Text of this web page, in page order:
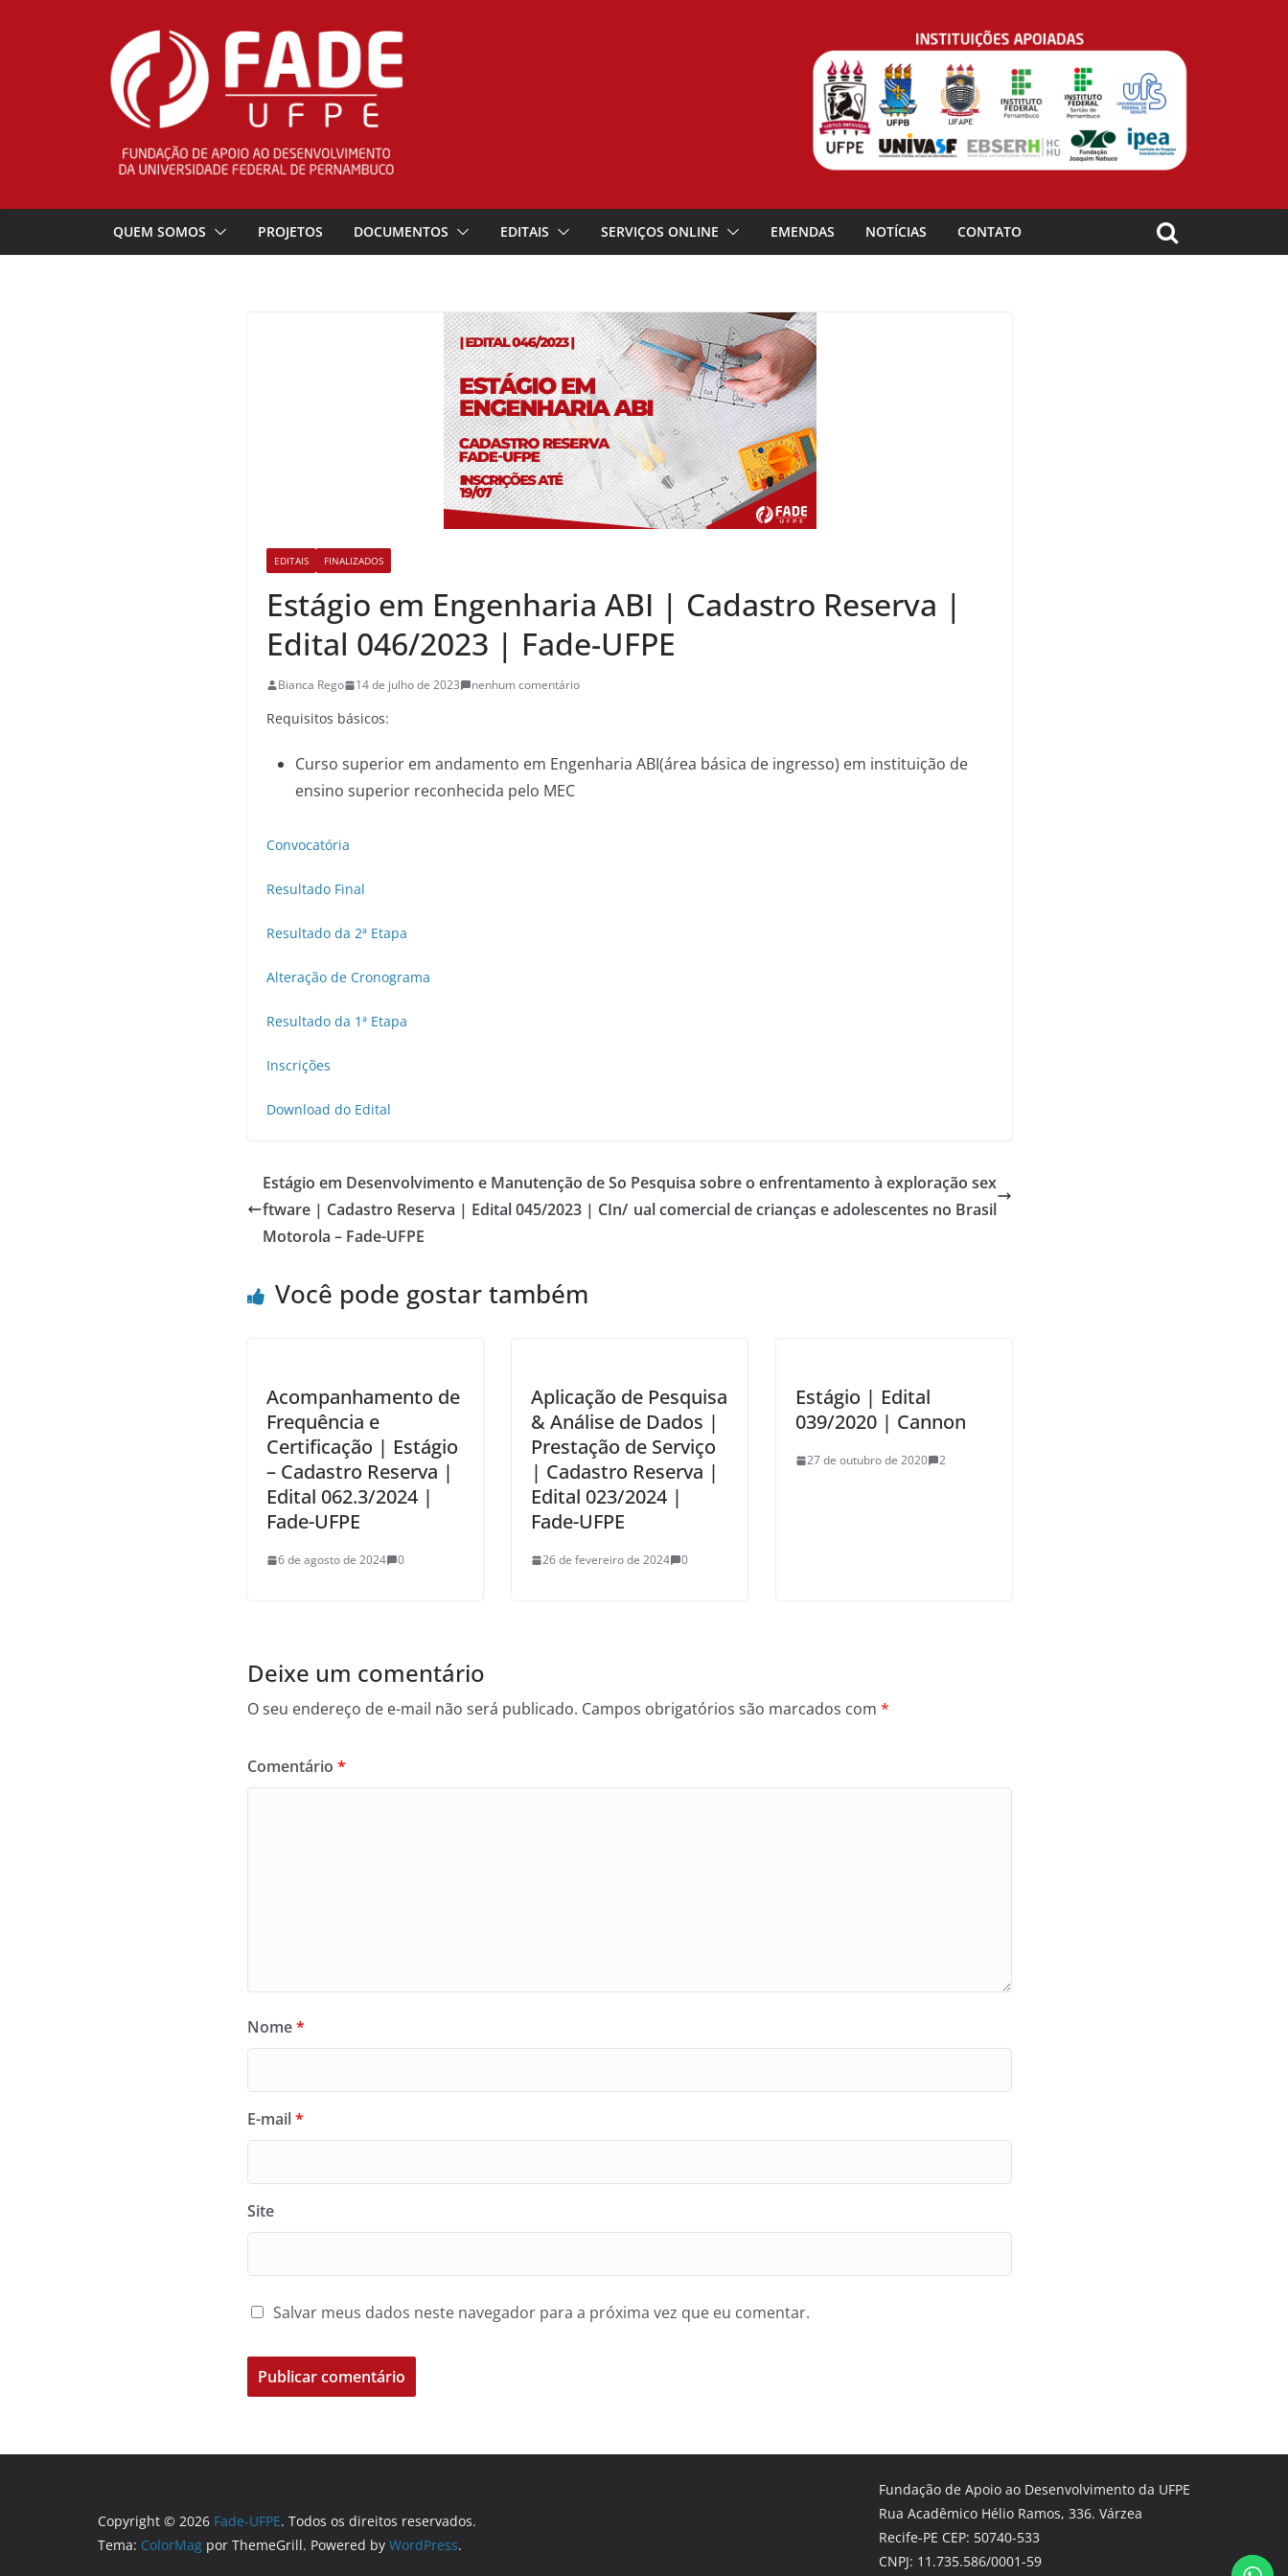
QUEM SOMOS PROJETOS DOCUMENTOS EDITAIS SERVIÇOS ONLINE EMENDAS NOTÍCIAS CONTATO
EDITAIS FINALIZADOS
Estágio em Engenharia ABI | Cadastro Reserva |
Edital 046/2023 | Fade-UFPE
Bianca Rego 14 de julho de 2023 nenhum comentário
Requisitos básicos:
Curso superior em andamento em Engenharia ABI(área básica de ingresso) em instituição de
ensino superior reconhecida pelo MEC
Convocatória
Resultado Final
Resultado da 2ª Etapa
Alteração de Cronograma
Resultado da 1ª Etapa
Inscrições
Download do Edital
Estágio em Desenvolvimento e Manutenção de So
ftware | Cadastro Reserva | Edital 045/2023 | CIn/
Motorola – Fade-UFPE
Pesquisa sobre o enfrentamento à exploração sex
ual comercial de crianças e adolescentes no Brasil
Você pode gostar também
Acompanhamento de
Frequência e
Certificação | Estágio
– Cadastro Reserva |
Edital 062.3/2024 |
Fade-UFPE
6 de agosto de 2024 0
Aplicação de Pesquisa
& Análise de Dados |
Prestação de Serviço
| Cadastro Reserva |
Edital 023/2024 |
Fade-UFPE
26 de fevereiro de 2024 0
Estágio | Edital
039/2020 | Cannon
27 de outubro de 2020 2
Deixe um comentário
O seu endereço de e-mail não será publicado. Campos obrigatórios são marcados com *
Comentário *
Nome*
E-mail*
Site
Salvar meus dados neste navegador para a próxima vez que eu comentar.
Fundação de Apoio ao Desenvolvimento da UFPE
Rua Acadêmico Hélio Ramos, 336. Várzea
Recife-PE CEP: 50740-533
CNPJ: 11.735.586/0001-59
Copyright © 2026 Fade-UFPE. Todos os direitos reservados.
Tema: ColorMag por ThemeGrill. Powered by WordPress.